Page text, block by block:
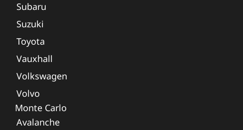
Subaru
Suzuki
Toyota
Vauxhall
Volkswagen
Volvo
Monte Carlo
Avalanche